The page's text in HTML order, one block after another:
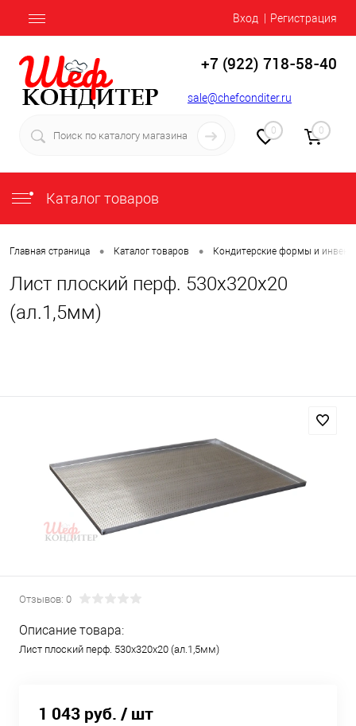
Вход Регистрация
+7 (922) 718-58-40
sale@chefconditer.ru
0 0
Каталог товаров
Главная страница • Каталог товаров • Кондитерские формы и
Лист плоский перф. 530х320х20
(ал.1,5мм)
Отзывов: 0
Описание товара:
Лист плоский перф. 530х320х20 (ал.1,5мм)
1 043 руб. / шт